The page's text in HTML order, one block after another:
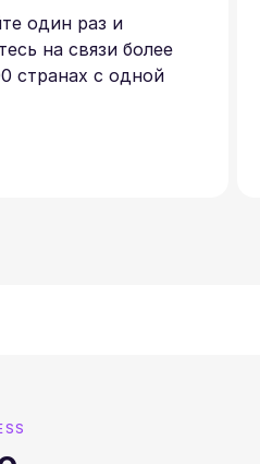
один раз и
на связи более
странах с одной